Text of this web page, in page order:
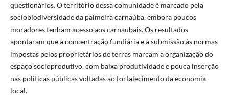
questionários. O território dessa comunidade é marcado pela
sociobiodiversidade da palmeira carnaúba, embora poucos
moradores tenham acesso aos carnaubais. Os resultados
apontaram que a concentração fundiária e a submissão às normas
impostas pelos proprietários de terras marcam a organização do
espaço socioprodutivo, com baixa produtividade e pouca inserção
nas políticas públicas voltadas ao fortalecimento da economia
local.